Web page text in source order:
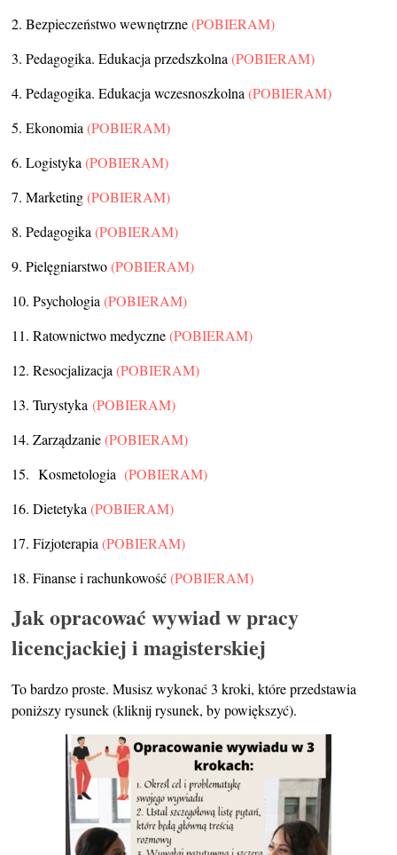
2. Bezpieczeństwo wewnętrzne(POBIERAM)
3. Pedagogika. Edukacja przedszkolna(POBIERAM)
4. Pedagogika. Edukacja wczesnoszkolna(POBIERAM)
5. Ekonomia(POBIERAM)
6. Logistyka(POBIERAM)
7. Marketing(POBIERAM)
8. Pedagogika(POBIERAM)
9. Pielęgniarstwo(POBIERAM)
10. Psychologia(POBIERAM)
11. Ratownictwo medyczne(POBIERAM)
12. Resocjalizacja(POBIERAM)
13. Turystyka(POBIERAM)
14. Zarządzanie(POBIERAM)
15. Kosmetologia (POBIERAM)
16. Dietetyka(POBIERAM)
17. Fizjoterapia(POBIERAM)
18. Finanse i rachunkowość(POBIERAM)
Jak opracować wywiad w pracy
licencjackiej i magisterskiej
To bardzo proste. Musisz wykonać 3 kroki, które przedstawia
poniższy rysunek (kliknij rysunek, by powiększyć).